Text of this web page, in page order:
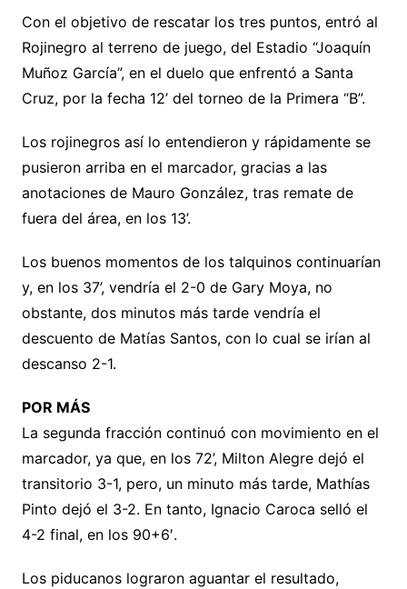
Con el objetivo de rescatar los tres puntos, entró al
Rojinegro al terreno de juego, del Estadio “Joaquín
Muñoz García”, en el duelo que enfrentó a Santa
Cruz, por la fecha 12’ del torneo de la Primera “B”.
Los rojinegros así lo entendieron y rápidamente se
pusieron arriba en el marcador, gracias a las
anotaciones de Mauro González, tras remate de
fuera del área, en los 13’.
Los buenos momentos de los talquinos continuarían
y, en los 37’, vendría el 2-0 de Gary Moya, no
obstante, dos minutos más tarde vendría el
descuento de Matías Santos, con lo cual se irían al
descanso 2-1.
POR MÁS
La segunda fracción continuó con movimiento en el
marcador, ya que, en los 72’, Milton Alegre dejó el
transitorio 3-1, pero, un minuto más tarde, Mathías
Pinto dejó el 3-2. En tanto, Ignacio Caroca selló el
4-2 final, en los 90+6′.
Los piducanos lograron aguantar el resultado,